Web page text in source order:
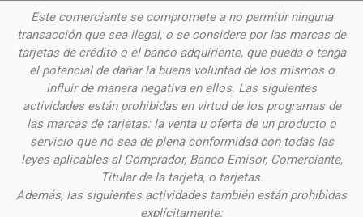
Este comerciante se compromete a no permitir ninguna
transacción que sea ilegal, o se considere por las marcas de
tarjetas de crédito o el banco adquiriente, que pueda o tenga
el potencial de dañar la buena voluntad de los mismos o
influir de manera negativa en ellos. Las siguientes
actividades están prohibidas en virtud de los programas de
las marcas de tarjetas: la venta u oferta de un producto o
servicio que no sea de plena conformidad con todas las
leyes aplicables al Comprador, Banco Emisor, Comerciante,
Titular de la tarjeta, o tarjetas.
Además, las siguientes actividades también están prohibidas
explícitamente: